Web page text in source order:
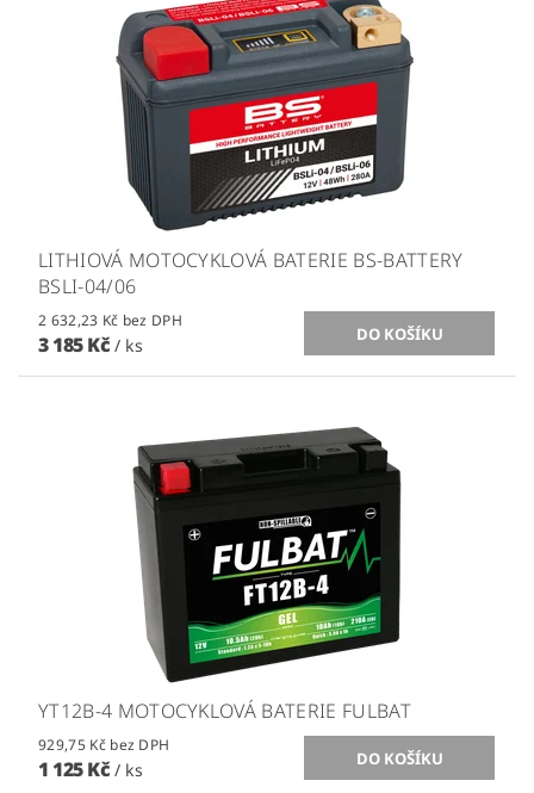
LITHIOVÁ MOTOCYKLOVÁ BATERIE BS-BATTERY
BSLI-04/06
2 632,23 Kč bez DPH
3 185 Kč / ks
YT12B-4 MOTOCYKLOVÁ BATERIE FULBAT
929,75 Kč bez DPH
1 125 Kč / ks